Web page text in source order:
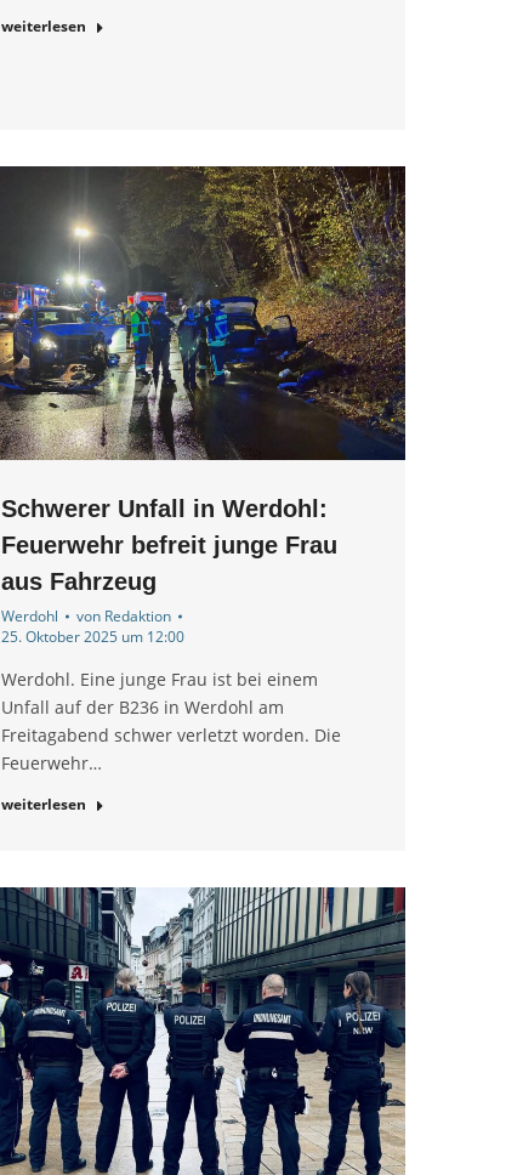
weiterlesen
Schwerer Unfall in Werdohl:
Feuerwehr befreit junge Frau
aus Fahrzeug
Werdohl von Redaktion
25. Oktober 2025 um 12:00
Werdohl. Eine junge Frau ist bei einem
Unfall auf der B236 in Werdohl am
Freitagabend schwer verletzt worden. Die
Feuerwehr…
weiterlesen